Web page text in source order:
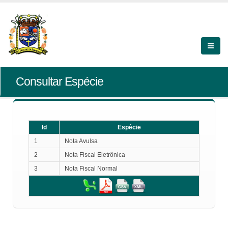
Consultar Espécie
Id
Espécie
1
Nota Avulsa
2
Nota Fiscal Eletrônica
3
Nota Fiscal Normal